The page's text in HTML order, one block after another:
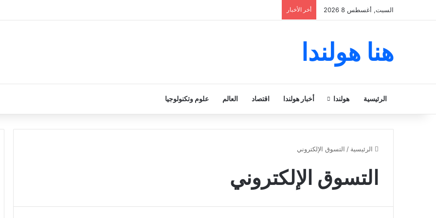
السبت, أغسطس 8 2026 أخر الأخبار
هنا هولندا
الرئيسية هولندا أخبار هولندا اقتصاد العالم علوم وتكنولوجيا
الرئيسية / التسوق الإلكتروني
التسوق الإلكتروني